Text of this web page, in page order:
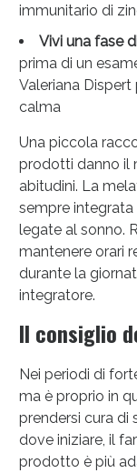
immunitario di
Vivi una fase
prima di un
Valeriana
calma
Una piccola
prodotti danno il
abitudini. La
sempre
legate al sonno.
mantenere orari
durante la
integratore.
Il consiglio
Nei periodi di
ma è proprio in
prendersi cura di
dove iniziare, il
prodotto è più